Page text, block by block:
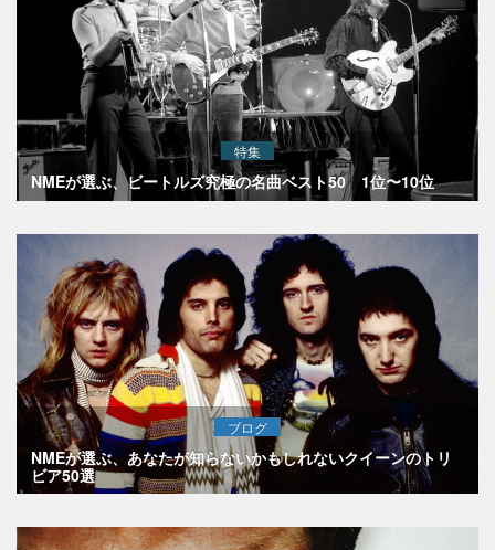
特集
NMEが選ぶ、ビートルズ究極の名曲ベスト50 1位〜10位
ブログ
NMEが選ぶ、あなたが知らないかもしれないクイーンのトリ
ビア50選